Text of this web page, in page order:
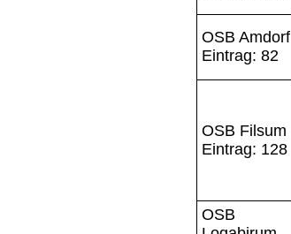
OSB Amdorf
Eintrag: 82
OSB Filsum
Eintrag: 128
OSB